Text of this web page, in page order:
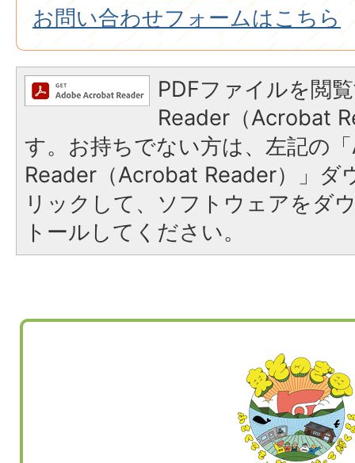
お問い合わせフォームはこちら
PDFファイルを閲
Reader（Acrobat
す。お持ちでない方は、左記の
Reader（Acrobat Reader）」ダ
リックして、ソフトウェアをダ
トールしてください。